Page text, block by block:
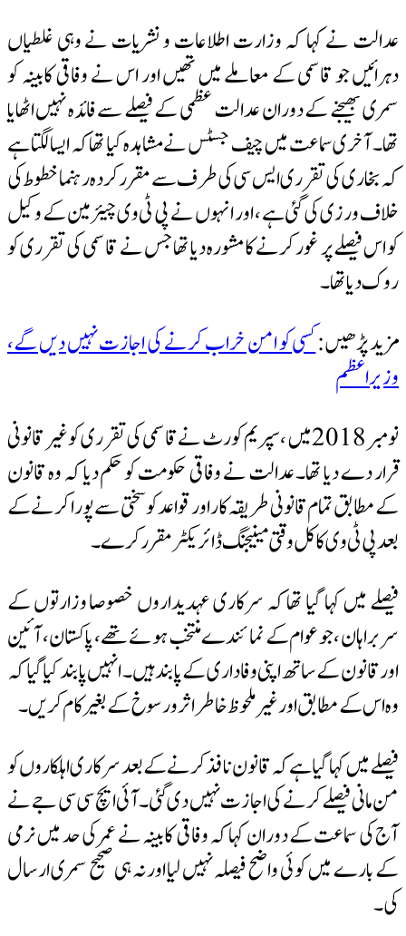
عدالت نے کہا کہ وزارت اطلاعات ونشریاتنے وہی غلطیاں
دہرائیں جو قاسمی کے معاملے میں تھیں اور اس نے وفاقی کابینہ کو
سمری بھیجنے کے دوران عدالت عظمی کے فیصلے سے فائدہ نہیں اٹھایا
تھا۔ آخری سماعت میں چیف جسٹس نے مشاہدہ کیا تھا کہ ایسا لگتا ہے
کہ بخاری کی تقرری ایس سی کی طرف سے مقرر کردہ رہنما خطوط کی
خلاف ورزی کی گئی ہے ، اور انہوں نے پی ٹی وی چیئرمین کے وکیل
کو اس فیصلے پر غور کرنے کا مشورہ دیا تھا جس نے قاسمی کی تقرری کو
روک دیا تھا۔
مزید پڑھیں:کسی کو امن خراب کرنے کی اجازت نہیں دیں گے،
وزیر اعظم
نومبر 2018 میں ، سپریم کورٹ نے قاسمی کی تقرری کو غیر قانونی
قرار دے دیا تھا۔ عدالت نے وفاقی حکومت کو حکم دیا کہ وہ قانون
کے مطابق تمام قانونی طریقہ کار اور قواعد کو سختی سے پورا کرنے کے
بعد پی ٹی وی کا کل وقتی مینیجنگ ڈائریکٹر مقرر کرے۔
فیصلے میں کہا گیا تھا کہ سرکاری عہدیداروں خصوصا وزارتوں کے
سربراہان ، جو عوام کے نمائندے منتخب ہوئے تھے ، پاکستان ، آئین
اور قانون کے ساتھ اپنی وفاداری کےپابند ہیں۔ انہیں پابند کیا گیا کہ
وہ اس کے مطابق اور غیر ملحوظ خاطر اثر و رسوخ کے بغیر کام کریں۔
فیصلے میں کہا گیا ہے کہ قانون نافذ کرنے کے بعد سرکاری اہلکاروں کو
من مانی فیصلے کرنے کی اجازت نہیں دی گئی۔آئی ایچ سی سی جے نے
آج کی سماعت کے دوران کہا کہ وفاقی کابینہ نے عمر کی حد میں نرمی
کے بارے میں کوئی واضح فیصلہ نہیں لیا اور نہ ہی صحیح سمری ارسال
کی۔